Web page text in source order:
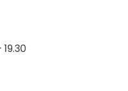
19.30